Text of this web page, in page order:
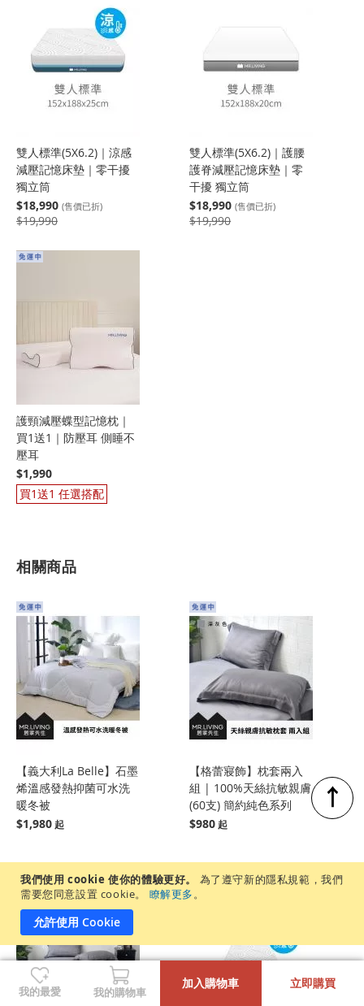
我們使用 cookie 使你的體驗更好。
為了遵守新的隱私規範，我們
需要您同意設置 cookie。
瞭解更多。
允許使用 Cookie
雙人標準(5X6.2)｜涼感
減壓記憶床墊｜零干擾
獨立筒
$18,990 (售價已折)
$19,990
雙人標準(5X6.2)｜護腰
護脊減壓記憶床墊｜零
干擾 獨立筒
$18,990 (售價已折)
$19,990
護頸減壓蝶型記憶枕｜
買1送1｜防壓耳 側睡不
壓耳
$1,990
買1送1 任選搭配
相關商品
【義大利La Belle】石墨
烯溫感發熱抑菌可水洗
暖冬被
$1,980
登
入
【格蕾寢飾】枕套兩入
組 | 100%天絲抗敏親膚
(60支) 簡約純色系列
$980
登
↑
我的最愛 我的購物車
加入購物車 立即購買
+
-